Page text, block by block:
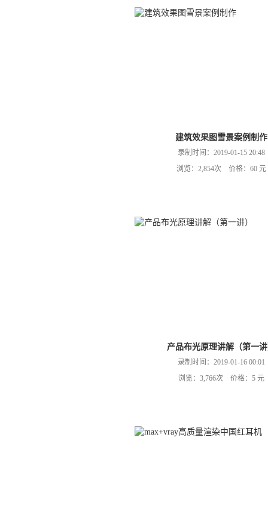
建筑效果图雪景案例制作
录制时间：2019-01-15 20:48
浏览：2,854次 价格：60 元
产品布光原理讲解（第一
录制时间：2019-01-16 00:01
浏览：3,766次 价格：5 元